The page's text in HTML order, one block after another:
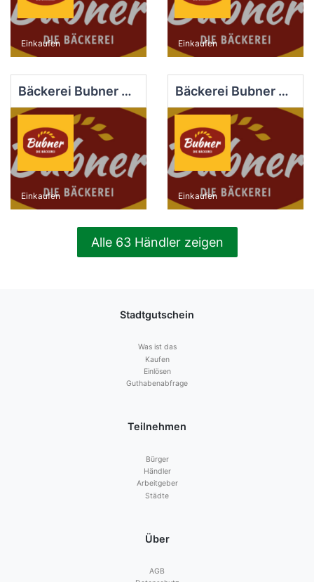
Einkaufen Einkaufen
Bäckerei Bubner e.K. Filiale Dob.-Kirchhain Markt
Einkaufen
Bäckerei Bubner e.K. Filiale Finsterwalde Nord
Einkaufen
Alle 63 Händler zeigen
Stadtgutschein
Was ist das
Kaufen
Einlösen
Guthabenabfrage
Teilnehmen
Bürger
Händler
Arbeitgeber
Städte
Über
AGB